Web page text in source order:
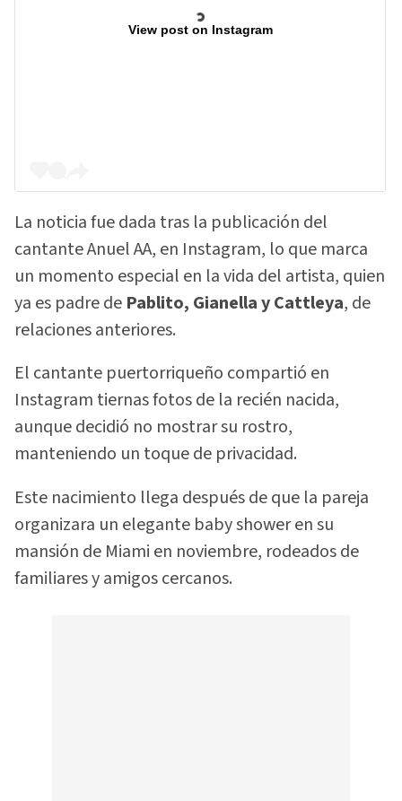
View post on Instagram
La noticia fue dada tras la publicación del
cantante Anuel AA, en Instagram, lo que marca
un momento especial en la vida del artista, quien
ya es padre de Pablito, Gianella y Cattleya, de
relaciones anteriores.
El cantante puertorriqueño compartió en
Instagram tiernas fotos de la recién nacida,
aunque decidió no mostrar su rostro,
manteniendo un toque de privacidad.
Este nacimiento llega después de que la pareja
organizara un elegante baby shower en su
mansión de Miami en noviembre, rodeados de
familiares y amigos cercanos.